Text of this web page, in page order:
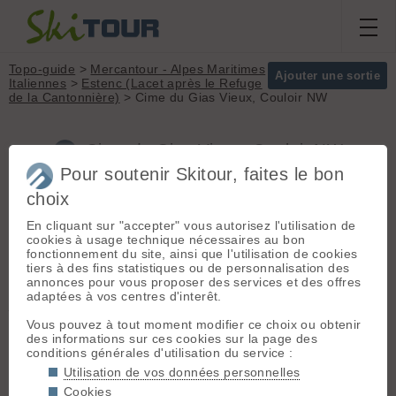
Ajouter une sortie
Topo-guide > Mercantour - Alpes Maritimes
Italiennes > Estenc (Lacet après le Refuge
de la Cantonnière) > Cime du Gias Vieux, Couloir NW
Cime du Gias Vieux, Couloir NW
(Mercantour - Alpes Maritimes Italiennes)
Massif :Mercantour
- Alpes Maritimes
Italiennes
Sommet :Cime du
Dénivelé : 900 m.
Difficulté de
montée :
Difficulté ski :
Départ :Estenc (Lacet après le
Refuge de la Cantonnière)(1850 m)
- De Nice, prendre la RN 202, puis
bifurquer en direction de la vallée
du Var (col de la Cayolle). Aller
jusqu'aux sources du Var. La route
en hiver est fermée à partir du pont
situé juste après le lacet au dessus
du refuge de la Cantonnière (Alt
1911 m). Le parking est celui situé
dans l'épingle qui se trouve juste
après le refuge.
Pour soutenir Skitour, faites le bon
choix
En cliquant sur "accepter" vous autorisez l'utilisation de
cookies à usage technique nécessaires au bon
fonctionnement du site, ainsi que l'utilisation de cookies
tiers à des fins statistiques ou de personnalisation des
annonces pour vous proposer des services et des offres
adaptées à vos centres d'interêt.
Vous pouvez à tout moment modifier ce choix ou obtenir
des informations sur ces cookies sur la page des
conditions générales d'utilisation du service :
Utilisation de vos données personnelles
Cookies